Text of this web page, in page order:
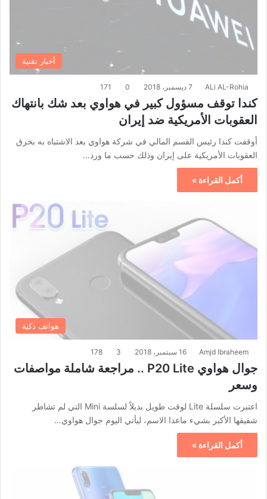
أخبار تقنية
ALi AL-Rohia 7 ديسمبر، 2018 0
171
كندا توقف مسؤول كبير في هواوي بعد شك بانتهاك
العقوبات الأمريكية ضد إيران
أوقفت كندا رئيس القسم المالي في شركة هواوي بعد الاشتباه به بخرق
العقوبات الأمريكية على إيران وذلك حسب ما ورد…
أكمل القراءة »
هواتف ذكية
Amjd Ibraheem 16 سبتمبر، 2018 3
178
جوال هواوي P20 Lite .. مراجعة شاملة مواصفات
وسعر
اعتبرت سلسلة Lite لوقت طويل بديلاً لسلسة Mini التي لم تشاطر
شقيقها الأكبر بشيء ماعدا الاسم، ليأتي اليوم جوال هواوي…
أكمل القراءة »